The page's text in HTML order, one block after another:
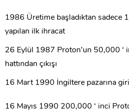
1986 Üretime başladıktan sadece
yapılan ilk ihracat
26 Eylül 1987 Proton’un 50,000 ‘
hattından çıkışı
16 Mart 1990 İngiltere pazarına
16 Mayıs 1990 200,000 ‘ inci